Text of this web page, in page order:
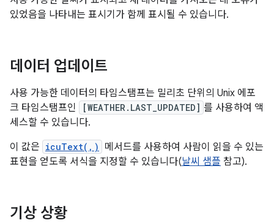
있었음을 나타내는 표시기가 함께 표시될 수 있습니다.
데이터 업데이트
사용 가능한 데이터의 타임스탬프는 밀리초 단위의 Unix 에포
크 타임스탬프인
[WEATHER.LAST_UPDATED] 를 사용하여 액
세스할 수 있습니다.
이 값은 icuText(,)
메서드를 사용하여 사람이 읽을 수 있는
표현을 얻도록 서식을 지정할 수 있습니다(날씨 샘플 참고).
기상 상황